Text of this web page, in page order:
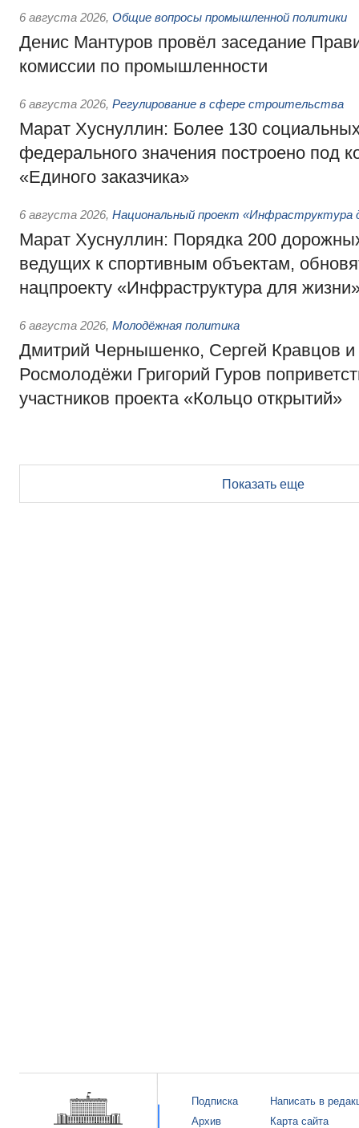
6 августа 2026, Общие вопросы промышленной политики
Денис Мантуров провёл заседание
комиссии по промышленности
6 августа 2026, Регулирование в сфере строительства
Марат Хуснуллин: Более 130
федерального значения построено под
«Единого заказчика»
6 августа 2026, Национальный проект «Инфраструктура
Марат Хуснуллин: Порядка 200
ведущих к спортивным объектам,
нацпроекту «Инфраструктура для
6 августа 2026, Молодёжная политика
Дмитрий Чернышенко, Сергей Кравцов и
Росмолодёжи Григорий Гуров
участников проекта «Кольцо открытий»
Показать еще
Подписка
Архив
Написать в
Карта сайта